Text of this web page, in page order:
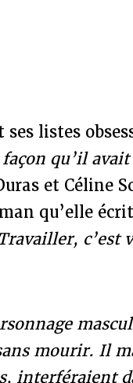
ses listes
qu’il
et Céline
qu’elle
Travailler, c’est
mourir. Il
interféraient